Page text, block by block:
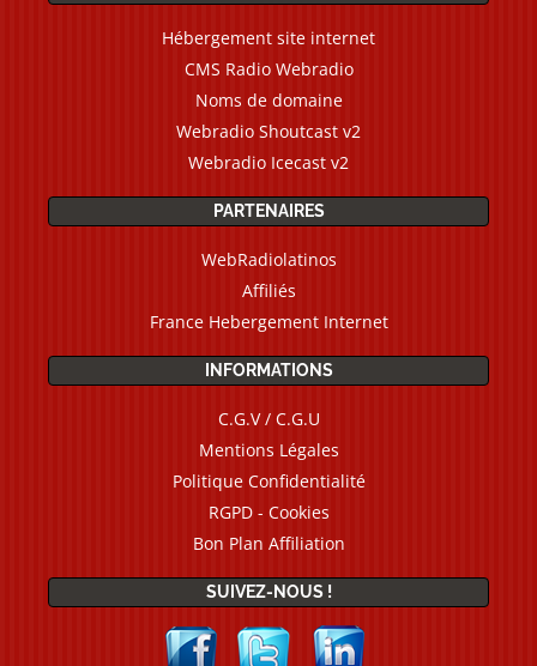
Hébergement site internet
CMS Radio Webradio
Noms de domaine
Webradio Shoutcast v2
Webradio Icecast v2
PARTENAIRES
WebRadiolatinos
Affiliés
France Hebergement Internet
INFORMATIONS
C.G.V / C.G.U
Mentions Légales
Politique Confidentialité
RGPD - Cookies
Bon Plan Affiliation
SUIVEZ-NOUS !